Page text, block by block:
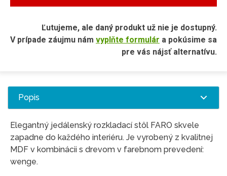
Ľutujeme, ale daný produkt už nie je dostupný.
V prípade záujmu nám vyplňte formulár a pokúsime sa
pre vás nájsť alternatívu.
Popis
Elegantný jedálenský rozkladací stôl FARO skvele
zapadne do každého interiéru. Je vyrobený z kvalitnej
MDF v kombinácii s drevom v farebnom prevedení:
wenge.